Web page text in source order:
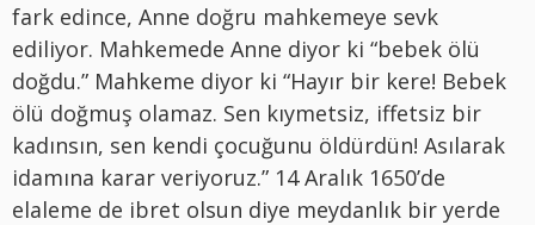
fark edince, Anne doğru mahkemeye sevk
ediliyor. Mahkemede Anne diyor ki “bebek ölü
doğdu.” Mahkeme diyor ki “Hayır bir kere! Bebek
ölü doğmuş olamaz. Sen kıymetsiz, iffetsiz bir
kadınsın, sen kendi çocuğunu öldürdün! Asılarak
idamına karar veriyoruz.” 14 Aralık 1650’de
elaleme de ibret olsun diye meydanlık bir yerde